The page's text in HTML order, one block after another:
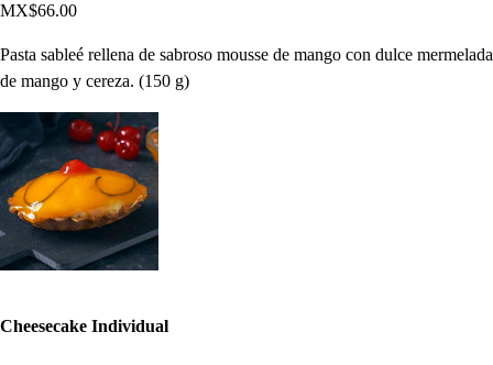
MX$66.00
Pasta sableé rellena de sabroso mousse de mango con dulce mermelada
de mango y cereza. (150 g)
Cheesecake Individual